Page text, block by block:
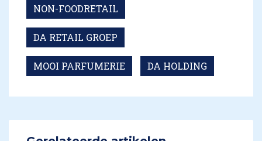
NON-FOODRETAIL
DA RETAIL GROEP
MOOI PARFUMERIE DA HOLDING